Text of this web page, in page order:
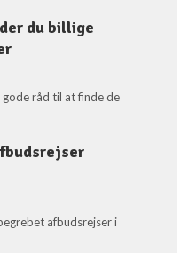
du billige
råd til at finde de
afbudsrejser i